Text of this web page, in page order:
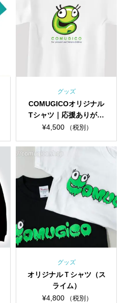
グッズ
COMUGICOオリジナル
Tシャツ｜応援ありがと
う！！コムギコのアンバ
¥4,500 （税別）
グッズ
オリジナルＴシャツ（ス
ライム）
¥4,800 （税別）